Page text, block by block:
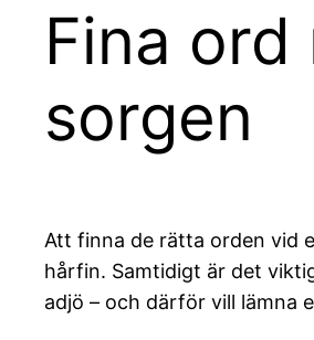
Fina
sorgen
Att finna de rätta orden vid
hårfin. Samtidigt är det
adjö – och därför vill lämna